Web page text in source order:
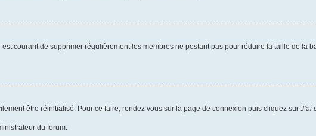
courant de supprimer régulièrement les membres ne postant pas pour réduire la taille de la
être réinitialisé. Pour ce faire, rendez vous sur la page de connexion puis cliquez sur J’ai
du forum.